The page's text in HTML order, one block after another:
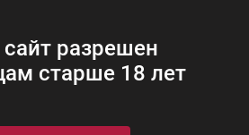
разрешен
старше 18 лет